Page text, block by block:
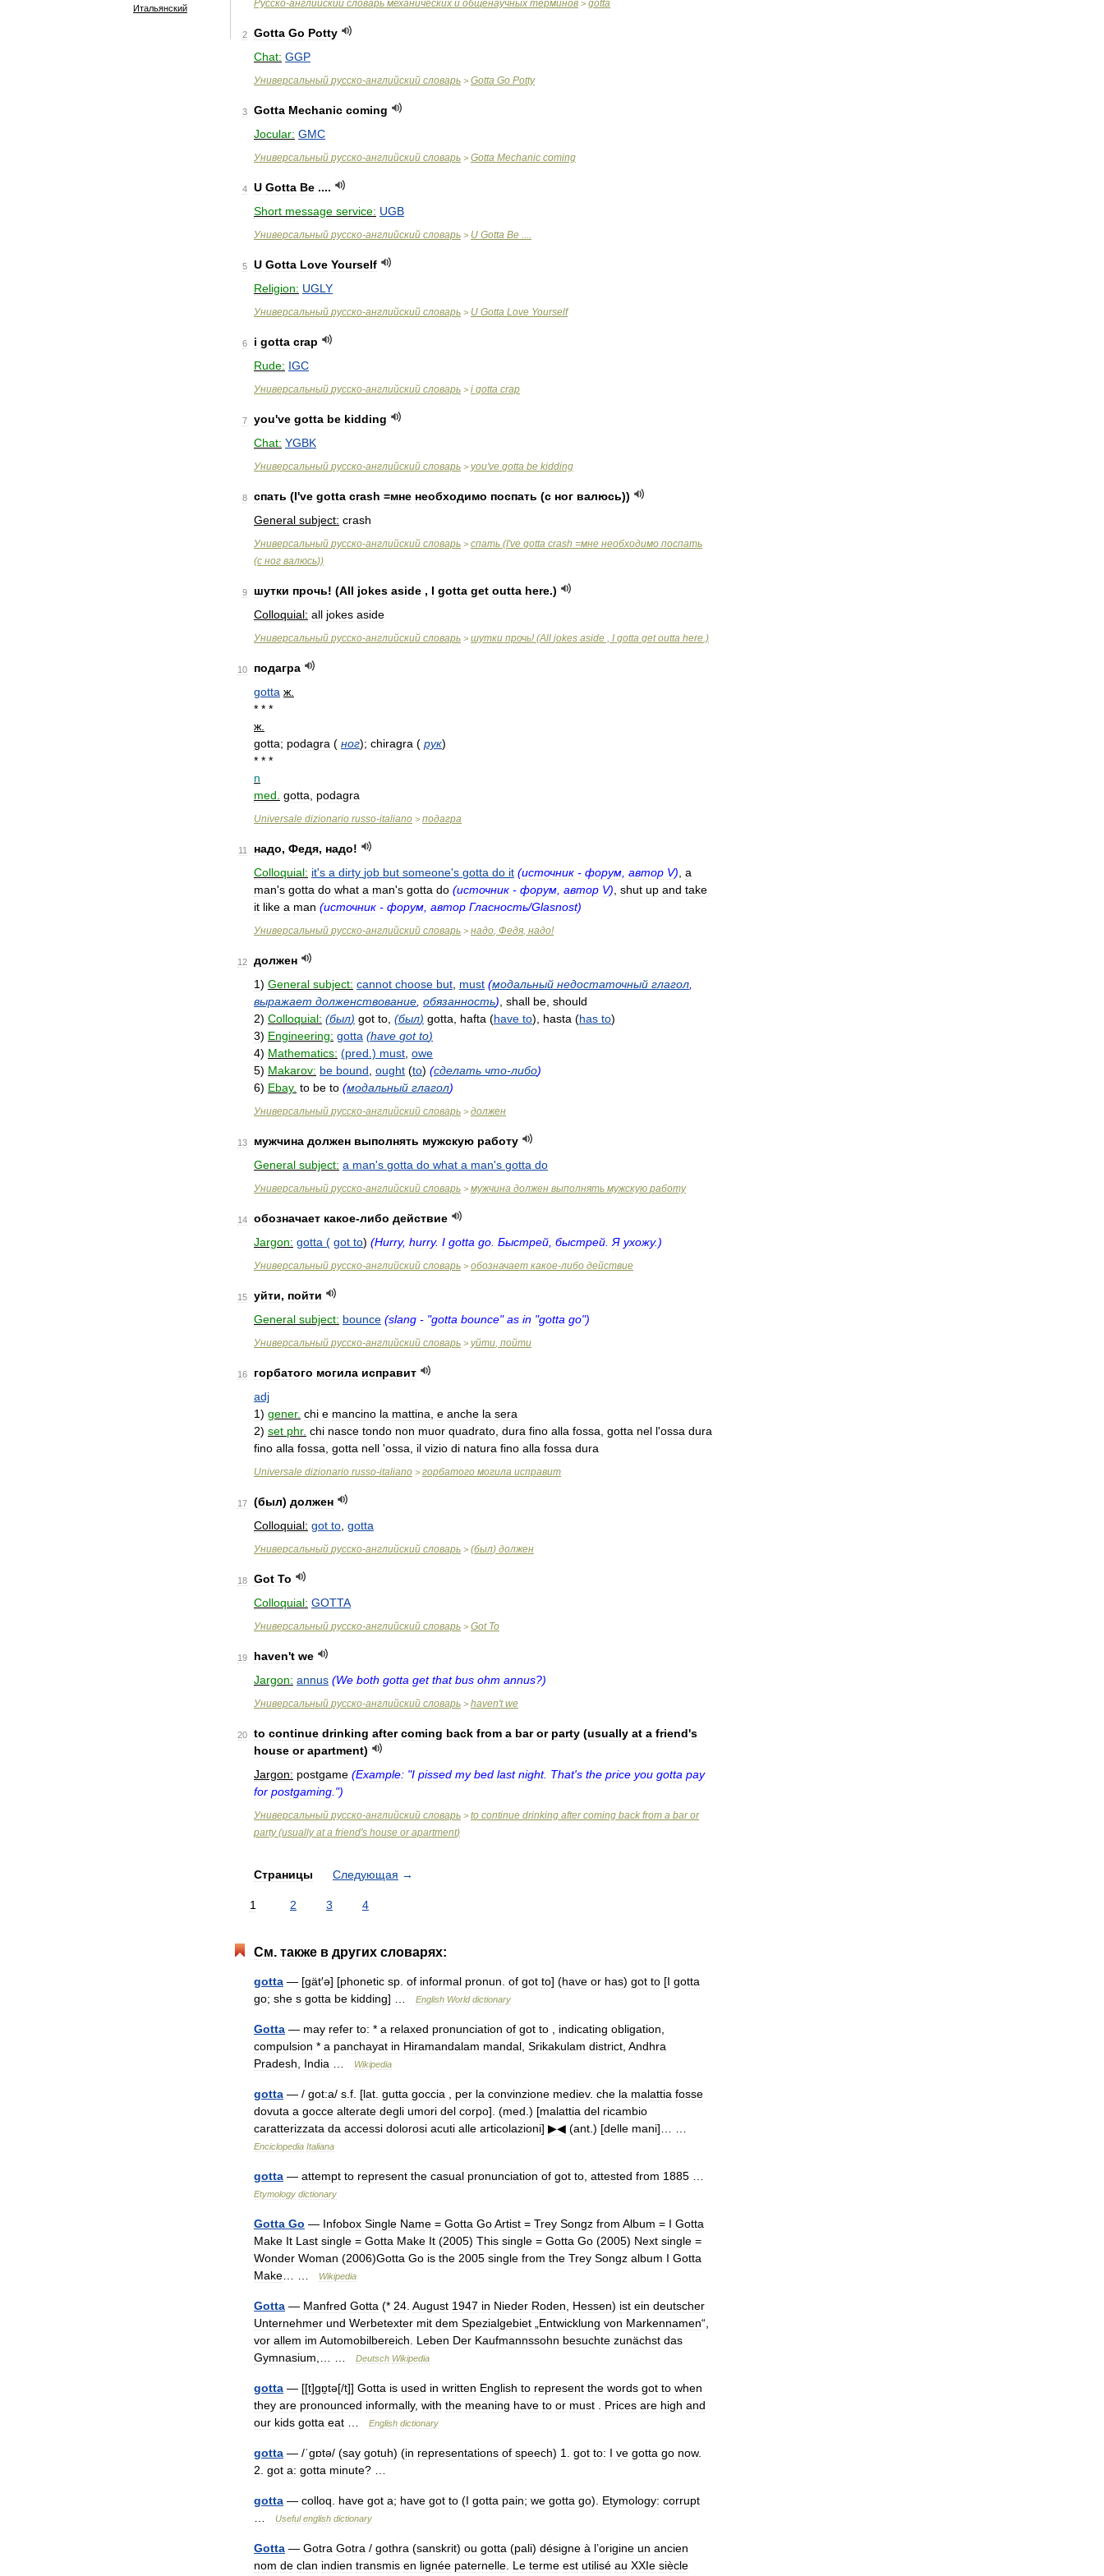
Итальянский Русско-английский словарь механических и общенаучных терминов > gotta
2 Gotta Go Potty
Chat: GGP
Универсальный русско-английский словарь > Gotta Go Potty
3 Gotta Mechanic coming
Jocular: GMC
Универсальный русско-английский словарь > Gotta Mechanic coming
4 U Gotta Be ....
Short message service: UGB
Универсальный русско-английский словарь > U Gotta Be ....
5 U Gotta Love Yourself
Religion: UGLY
Универсальный русско-английский словарь > U Gotta Love Yourself
6 i gotta crap
Rude: IGC
Универсальный русско-английский словарь > i gotta crap
7 you've gotta be kidding
Chat: YGBK
Универсальный русско-английский словарь > you've gotta be kidding
8 спать (I've gotta crash =мне необходимо поспать (с ног валюсь))
General subject: crash
Универсальный русско-английский словарь > спать (I've gotta crash =мне необходимо поспать
(с ног валюсь))
9 шутки прочь! (All jokes aside , I gotta get outta here.)
Colloquial: all jokes aside
Универсальный русско-английский словарь > шутки прочь! (All jokes aside , I gotta get outta here.)
10
подагра
gotta ж
* * *
ж
gotta; podagra ( ног); chiragra ( рук)
* * *
n
med gotta podagra
Universale dizionario russo-italiano > подагра
11 надо, Федя, надо!
Colloquial: it's a dirty job but someone's gotta do it (источник - форум автор V) a
man's gotta do what a man's gotta do (источник - форум автор V) shut up and take
it like a man (источник - форум автор Гласность/Glasnost)
Универсальный русско-английский словарь > надо, Федя, надо!
12
должен
1) General subject: cannot choose but must (модальный недостаточный глагол
выражает долженствование обязанность) shall be should
2) Colloquial: (был) got to (был) gotta hafta (have to), hasta (has to)
3) Engineering: gotta (have got to)
4) Mathematics: (pred .) must owe
5) Makarov: be bound ought (to) (сделать что-либо)
6) Ebay. to be to (модальный глагол)
Универсальный русско-английский словарь > должен
13 мужчина должен выполнять мужскую работу
General subject: a man's gotta do what a man's gotta do
Универсальный русско-английский словарь > мужчина должен выполнять мужскую работу
14 обозначает какое-либо действие
Jargon: gotta ( got to) (Hurry, hurry. I gotta go Быстрей быстрей Я ухожу.)
Универсальный русско-английский словарь > обозначает какое-либо действие
15 уйти, пойти
General subject: bounce (slang - "gotta bounce"as in "gotta go")
Универсальный русско-английский словарь > уйти, пойти
16 горбатого могила исправит
adj
1) gener. chi e mancino la mattina e anche la sera
2) set phr. chi nasce tondo non muor quadrato dura fino alla fossa gotta nel l'ossa dura
fino alla fossa gotta nell 'ossa il vizio di natura fino alla fossa dura
Universale dizionario russo-italiano > горбатого могила исправит
17 (был) должен
Colloquial: got to gotta
Универсальный русско-английский словарь > (был) должен
18 Got To
Colloquial: GOTTA
Универсальный русско-английский словарь > Got To
19 haven't we
Jargon: annus (We both gotta get that bus ohm annus?)
Универсальный русско-английский словарь > haven't we
20 to continue drinking after coming back from a bar or party (usually at a friend's
house or apartment)
Jargon: postgame (Example: "I pissed my bed last night. That's the price you gotta pay
for postgaming .")
Универсальный русско-английский словарь > to continue drinking after coming back from a bar or
party(usually at a friend's house or apartment)
Страницы Следующая →
1 2 3 4
См. также в других словарях:
gotta — [gät′ə] [phonetic sp of informal pronun of got to] (have or has) got to [I gotta
go; she s gotta be kidding] … English World dictionary
Gotta — may refer to: * a relaxed pronunciation of got to indicating obligation
compulsion * a panchayat in Hiramandalam mandal Srikakulam district Andhra
Pradesh
India Wikipedia
gotta — / got:a/ s f . [lat gutta goccia per la convinzione mediev. che la malattia fosse
dovuta a gocce alterate degli umori del corpo]. (med .) [malattia del ricambio
caratterizzata da accessi dolorosi acuti alle articolazioni] ▶◀ (ant .) [delle mani]… …
Enciclopedia Italiana
gotta — attempt to represent the casual pronunciation of got to attested from 1885
Etymology dictionary
Gotta Go — Infobox Single Name = Gotta GoArtist = Trey Songz from Album = I Gotta
Make It Last single = Gotta Make It (2005) This single = Gotta Go (2005) Next single =
Wonder Woman (2006)Gotta Go is the 2005 single from the Trey Songz album I Gotta
Make
Wikipedia
Gotta — Manfred Gotta (* 24 August 1947 in Nieder Roden Hessen) ist ein deutscher
Unternehmer und Werbetexter mit dem Spezialgebiet Entwicklung von Markennamen“,
vor allem im Automobilbereich Leben Der Kaufmannssohn besuchte zunächst das
Gymnasium
Deutsch Wikipedia
gotta — [[t]gɒ̱tə[/t]] Gotta is used in written English to represent the words got to when
they are pronounced informally, with the meaning have to or must Prices are high and
our kids gotta eat English dictionary
gotta — /ˈgɒtə/ (say gotuh) (in representations of speech) 1 got to: I ve gotta go now.
2 got a: gotta minute? …
gotta — colloq have got a; have got to (I gotta pain; we gotta go). Etymology: corrupt
Useful english dictionary
Gotta — Gotra Gotra / gothra (sanskrit) ou gotta (pali) désigne à l’origine un ancien
nom de clan indien transmis en lignée paternelle Le terme est utilisé au XXIe siècle